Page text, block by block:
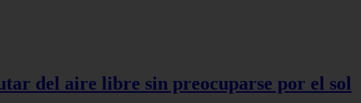
del aire libre sin preocuparse por el sol